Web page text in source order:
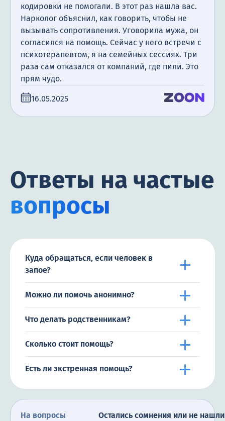
кодировки не помогали. В этот раз нашла вас.
Нарколог объяснил, как говорить, чтобы не
вызывать сопротивления. Уговорила мужа, он
согласился на помощь. Сейчас у него встречи с
психотерапевтом, я на семейных сессиях. Три
раза сам отказался от компаний, где пили. Это
прям чудо.
16.05.2025
Ответы на частые
вопросы
Куда обращаться, если человек в
запое?
Можно ли помочь анонимно?
Что делать родственникам?
Сколько стоит помощь?
Есть ли экстренная помощь?
На вопросы
Остались сомнения или не нашли